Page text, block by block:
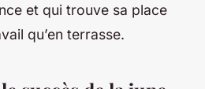
et qui trouve sa place
qu’en terrasse.